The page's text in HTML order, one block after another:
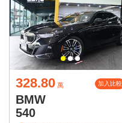
328.80 萬 加入比較
BMW
540